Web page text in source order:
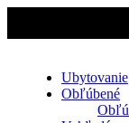
Ubytovanie
Obľúbené